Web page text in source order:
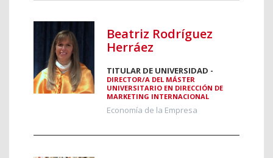
Beatriz Rodríguez
Herráez
TITULAR DE UNIVERSIDAD -
DIRECTOR/A DEL MÁSTER
UNIVERSITARIO EN DIRECCIÓN DE
MARKETING INTERNACIONAL
Economía de la Empresa